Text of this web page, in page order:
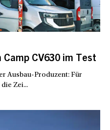
Camp CV630 im Test
Ausbau-Produzent: Für
Zei...